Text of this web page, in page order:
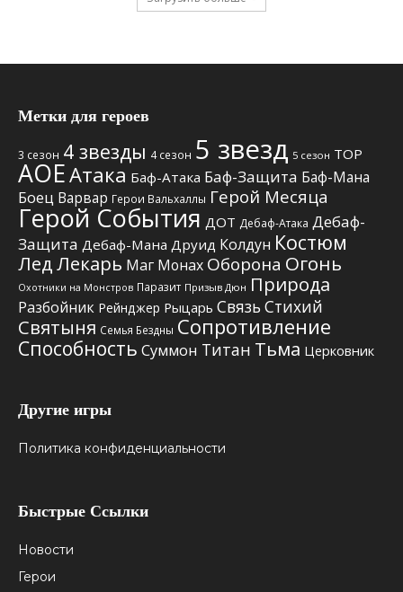
Метки для героев
3 сезон 4 звезды 4 сезон 5 звезд 5 сезон TOP
АОЕАтака Баф-Атака Баф-Защита Баф-Мана
Боец Варвар Герои Вальхаллы Герой Месяца
Герой События ДОТ Дебаф-Атака Дебаф-
Защита Дебаф-Мана Друид Колдун Костюм
ЛедЛекарь Маг Монах Оборона Огонь
Охотники на Монстров Паразит Призыв Дюн Природа
Разбойник Рейнджер Рыцарь Связь Стихий
Святыня Семья Бездны Сопротивление
Способность Суммон Титан Тьма Церковник
Другие игры
Политика конфиденциальности
Быстрые Ссылки
Новости
Герои